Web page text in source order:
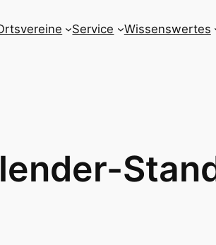
Service Wissenswertes